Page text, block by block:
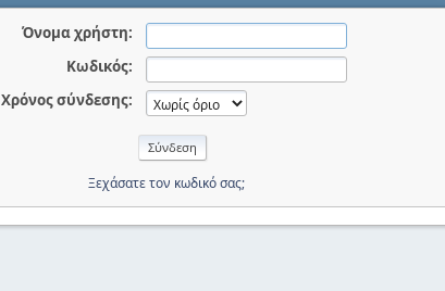
Όνομα χρήστη:
Κωδικός:
Χρόνος σύνδεσης:
Ξεχάσατε τον κωδικό σας;